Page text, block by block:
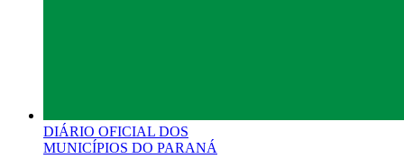
DIÁRIO OFICIAL DOS
MUNICÍPIOS DO PARANÁ